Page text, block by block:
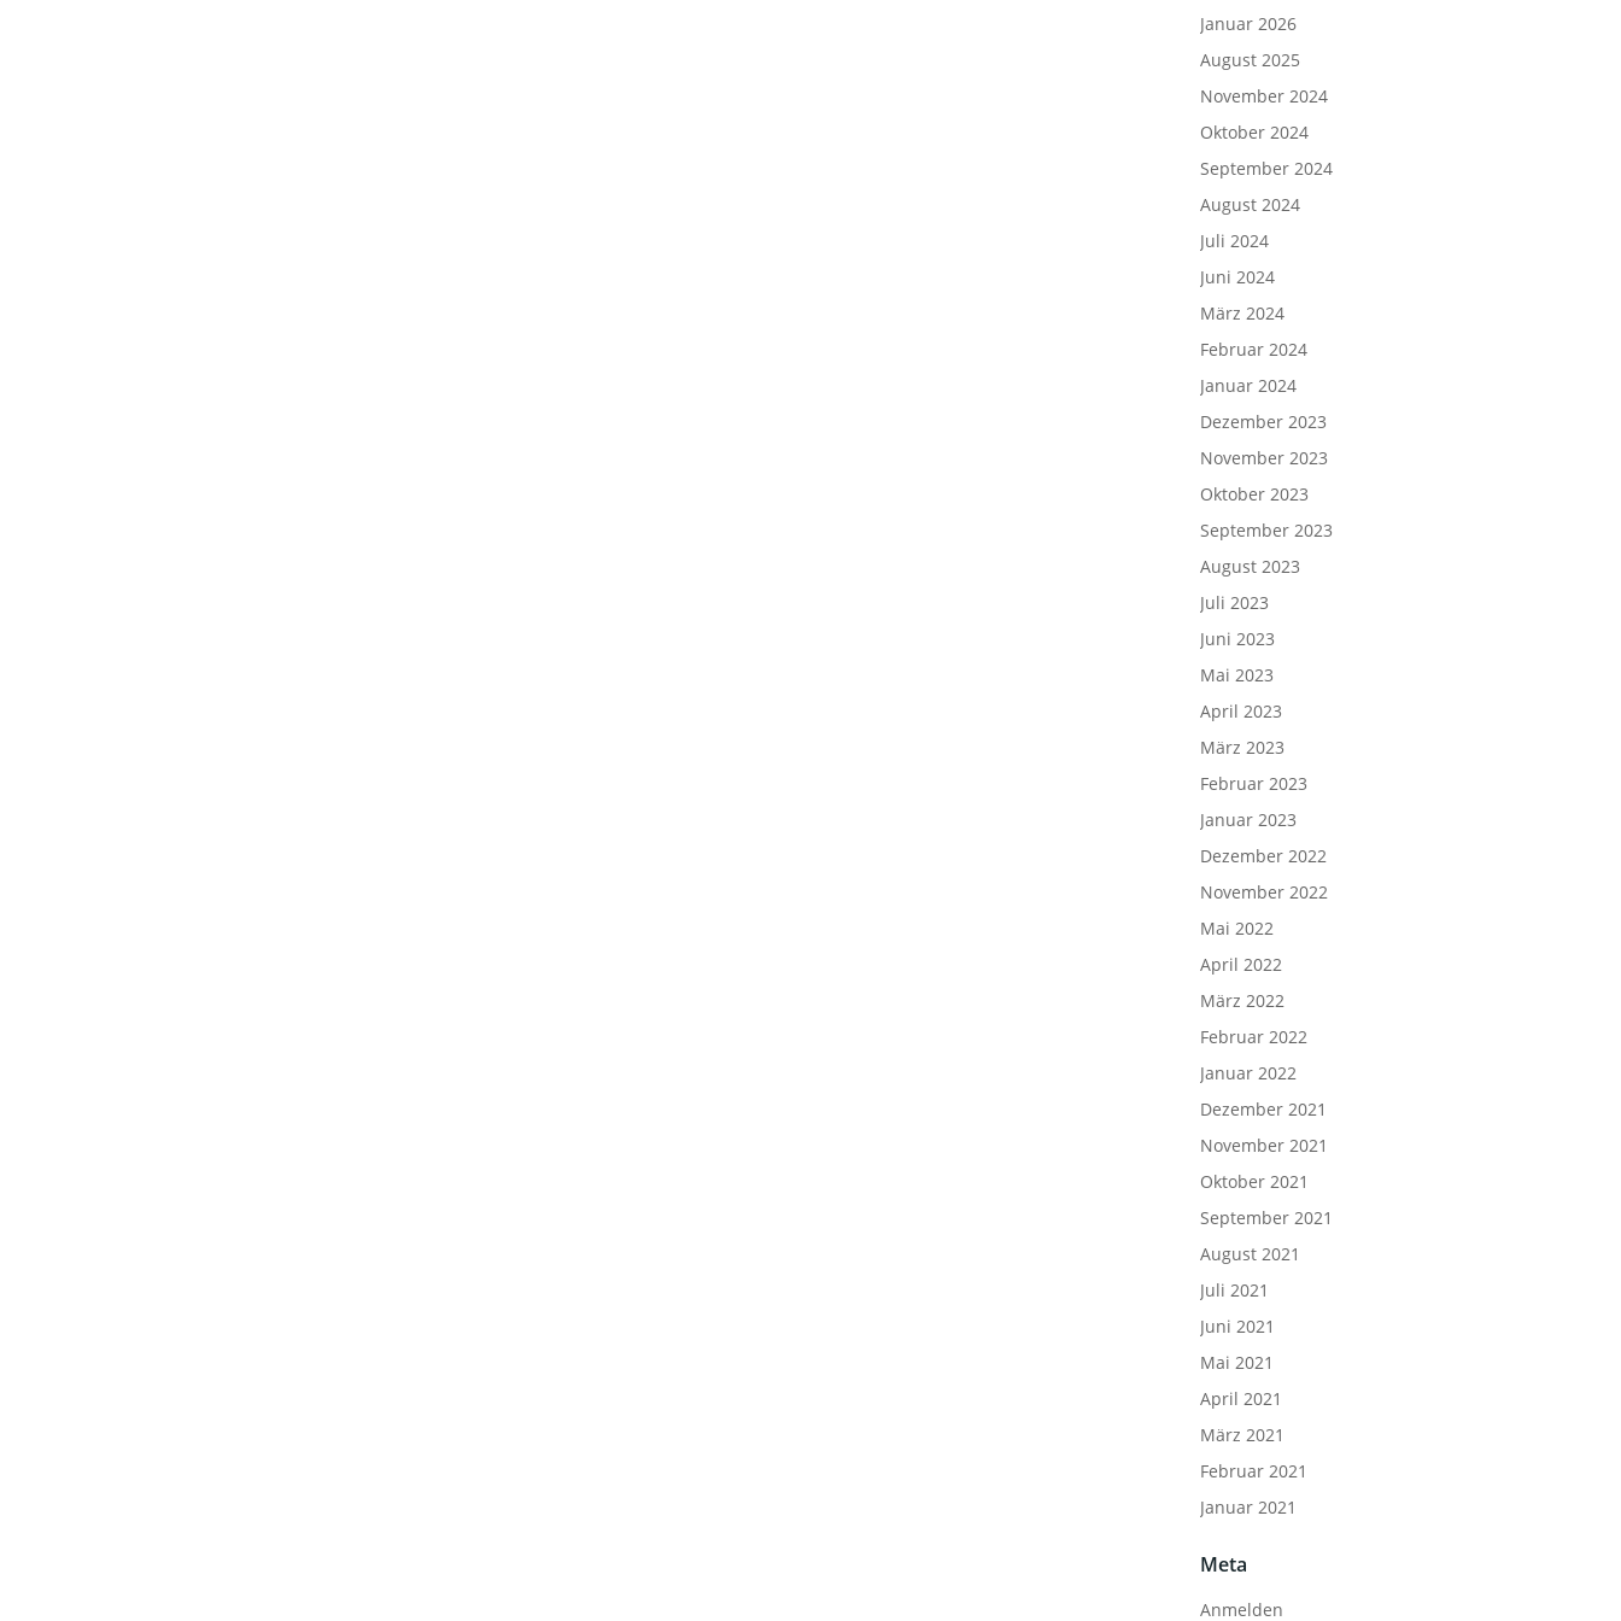
Januar 2026
August 2025
November 2024
Oktober 2024
September 2024
August 2024
Juli 2024
Juni 2024
März 2024
Februar 2024
Januar 2024
Dezember 2023
November 2023
Oktober 2023
September 2023
August 2023
Juli 2023
Juni 2023
Mai 2023
April 2023
März 2023
Februar 2023
Januar 2023
Dezember 2022
November 2022
Mai 2022
April 2022
März 2022
Februar 2022
Januar 2022
Dezember 2021
November 2021
Oktober 2021
September 2021
August 2021
Juli 2021
Juni 2021
Mai 2021
April 2021
März 2021
Februar 2021
Januar 2021
Meta
Anmelden